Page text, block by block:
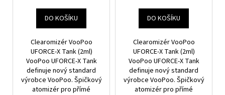
DO KOŠÍKU
Clearomizér VooPoo
UFORCE-X Tank (2ml)
VooPoo UFORCE-X Tank
definuje nový standard
výrobce VooPoo. Špičkový
atomizér pro přímé
DO KOŠÍKU
Clearomizér VooPoo
UFORCE-X Tank (2ml)
VooPoo UFORCE-X Tank
definuje nový standard
výrobce VooPoo. Špičkový
atomizér pro přímé